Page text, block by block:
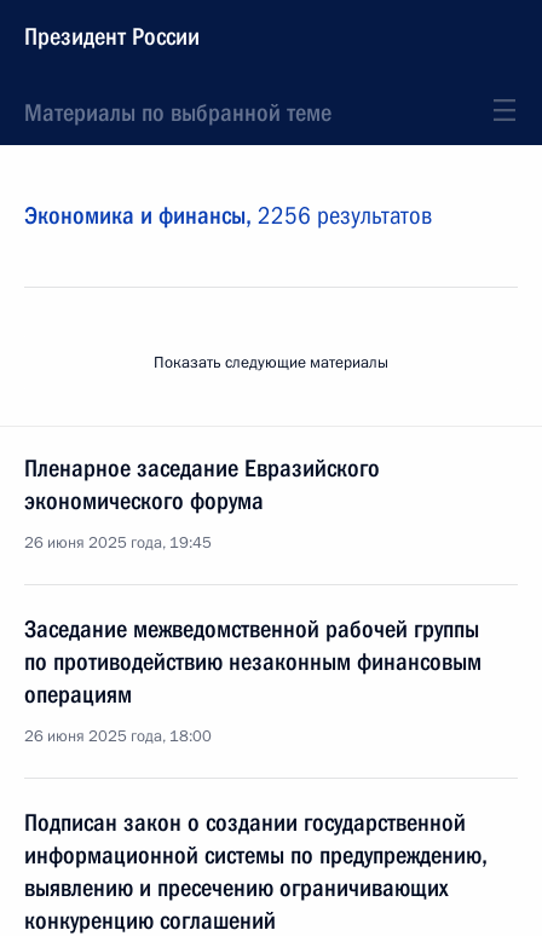
Президент России
Материалы по выбранной теме
Экономика и финансы, 2256 результатов
Показать следующие материалы
Пленарное заседание Евразийского
экономического форума
26 июня 2025 года, 19:45
Заседание межведомственной рабочей группы
по противодействию незаконным финансовым
операциям
26 июня 2025 года, 18:00
Подписан закон о создании государственной
информационной системы по предупреждению,
выявлению и пресечению ограничивающих
конкуренцию соглашений